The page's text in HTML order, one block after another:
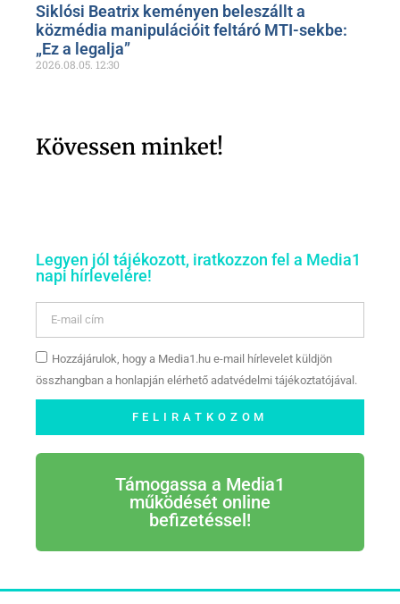
Siklósi Beatrix keményen beleszállt a
közmédia manipulációit feltáró MTI-sekbe:
„Ez a legalja”
2026.08.05. 12:30
Kövessen minket!
Legyen jól tájékozott, iratkozzon fel a Media1
napi hírlevelére!
Hozzájárulok, hogy a Media1.hu e-mail hírlevelet küldjön
összhangban a honlapján elérhető adatvédelmi tájékoztatójával.
FELIRATKOZOM
Támogassa a Media1
működését online
befizetéssel!